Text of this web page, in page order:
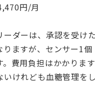
円/月
ーダーは、承認を受け
りますが、センサー1
費用負担はかかりま
けれども血糖管理を